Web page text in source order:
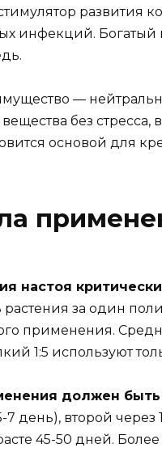
развития
инфекций. Богатый
—
без
основой для
настоя
за один
применения.
1:5 используют
должен
7 день), второй
45-50 дней.